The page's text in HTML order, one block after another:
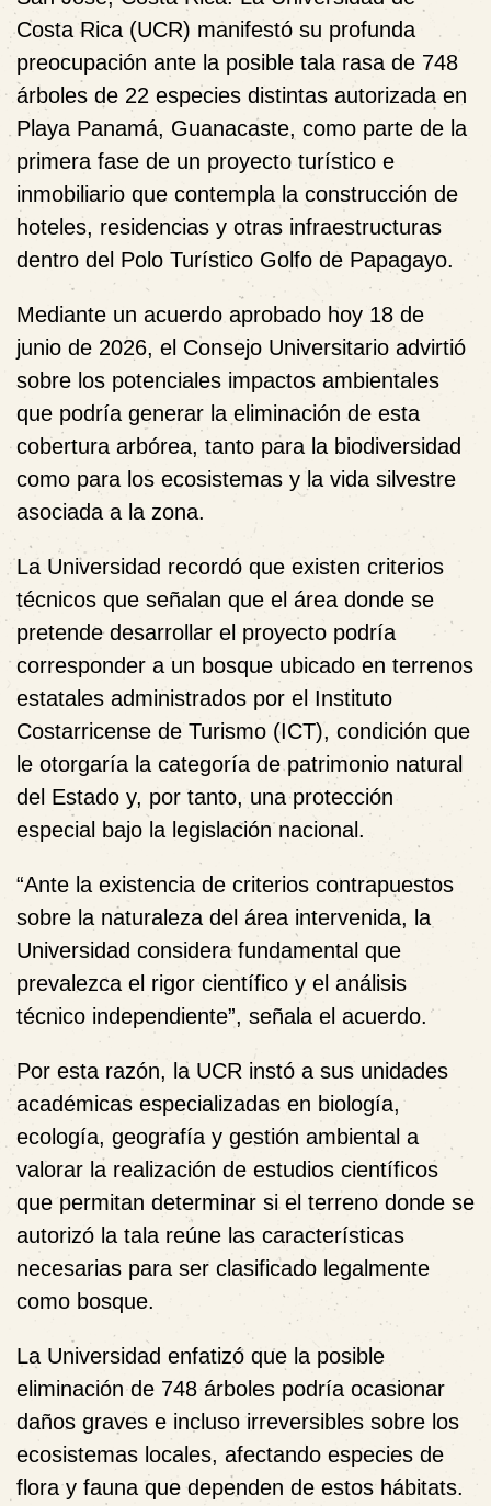
Costa Rica (UCR) manifestó su profunda
preocupación ante la posible tala rasa de 748
árboles de 22 especies distintas autorizada en
Playa Panamá, Guanacaste, como parte de la
primera fase de un proyecto turístico e
inmobiliario que contempla la construcción de
hoteles, residencias y otras infraestructuras
dentro del Polo Turístico Golfo de Papagayo.
Mediante un acuerdo aprobado hoy 18 de
junio de 2026, el Consejo Universitario advirtió
sobre los potenciales impactos ambientales
que podría generar la eliminación de esta
cobertura arbórea, tanto para la biodiversidad
como para los ecosistemas y la vida silvestre
asociada a la zona.
La Universidad recordó que existen criterios
técnicos que señalan que el área donde se
pretende desarrollar el proyecto podría
corresponder a un bosque ubicado en terrenos
estatales administrados por el Instituto
Costarricense de Turismo (ICT), condición que
le otorgaría la categoría de patrimonio natural
del Estado y, por tanto, una protección
especial bajo la legislación nacional.
“Ante la existencia de criterios contrapuestos
sobre la naturaleza del área intervenida, la
Universidad considera fundamental que
prevalezca el rigor científico y el análisis
técnico independiente”, señala el acuerdo.
Por esta razón, la UCR instó a sus unidades
académicas especializadas en biología,
ecología, geografía y gestión ambiental a
valorar la realización de estudios científicos
que permitan determinar si el terreno donde se
autorizó la tala reúne las características
necesarias para ser clasificado legalmente
como bosque.
La Universidad enfatizó que la posible
eliminación de 748 árboles podría ocasionar
daños graves e incluso irreversibles sobre los
ecosistemas locales, afectando especies de
flora y fauna que dependen de estos hábitats.